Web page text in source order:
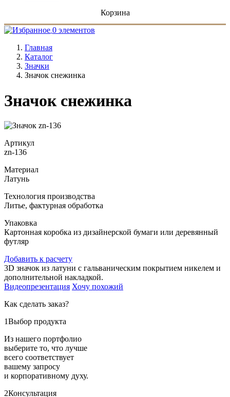
Корзина
0 элементов
Главная
Каталог
Значки
Значок снежинка
Значок снежинка
Артикул
zn-136
Материал
Латунь
Технология производства
Литье, фактурная обработка
Упаковка
Картонная коробка из дизайнерской бумаги или деревянный
футляр
Добавить к расчету
3D значок из латуни с гальваническим покрытием никелем и
дополнительной накладкой.
Видеопрезентация Хочу похожий
Как сделать заказ?
1Выбор продукта
Из нашего портфолио
выберите то, что лучше
всего соответствует
вашему запросу
и корпоративному духу.
2Консультация